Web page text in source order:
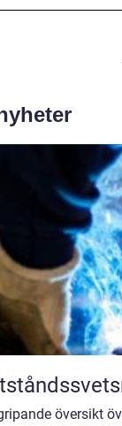
översikt